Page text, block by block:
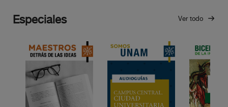
Especiales Ver todo